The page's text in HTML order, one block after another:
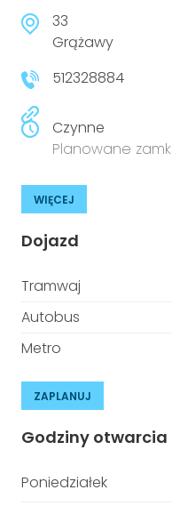
33
Grążawy
512328884
Czynne
Planowane
WIĘCEJ
Dojazd
Tramwaj
Autobus
Metro
ZAPLANUJ
Godziny otwarcia
Poniedziałek